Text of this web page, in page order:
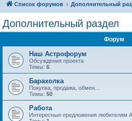
Список форумов Дополнительный
Дополнительный раздел
Форум
Наш Астрофорум
Обсуждения проекта
Темы: 6
Барахолка
Покупка, продажа, обмен...
Темы: 50
Работа
Интересные предложения любителям